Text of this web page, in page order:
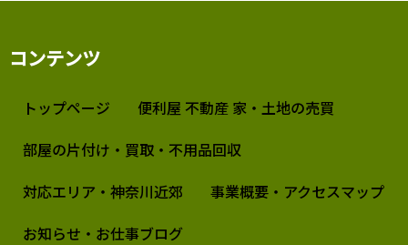
コンテンツ
トップページ
便利屋 不動産 家・土地の売買
部屋の片付け・買取・不用品回収
対応エリア・神奈川近郊
事業概要・アクセスマップ
お知らせ・お仕事ブログ